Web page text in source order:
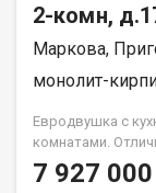
2-комн,
Маркова,
монолит-
Евродвушка с
комнатами.
человека или
окна). Группа
7 927